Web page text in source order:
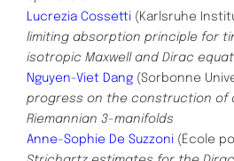
Lucrezia Cossetti (Karlsruhe
limiting absorption principle for
isotropic Maxwell and Dirac
Nguyen-Viet Dang (Sorbonne
progress on the construction of
Riemannian 3-manifolds
Anne-Sophie De Suzzoni (École